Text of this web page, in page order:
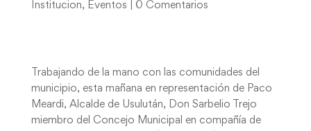
Institucion, Eventos 0 Comentarios
Trabajando de la mano con las comunidades del
municipio, esta mañana en representación de Paco
Meardi, Alcalde de Usulután, Don Sarbelio Trejo
miembro del Concejo Municipal en compañía de